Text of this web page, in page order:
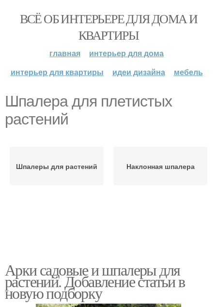
ВСЁ ОБ ИНТЕРЬЕРЕ ДЛЯ ДОМА И
КВАРТИРЫ
главная
интерьер для дома
интерьер для квартиры
идеи дизайна мебель
Шпалера для плетистых
растений
Шпалеры для растений Наклонная шпалера
Арки садовые и шпалеры для
растений. Добавление статьи в
новую подборку